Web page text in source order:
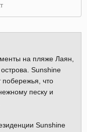
на пляже Лаян,
Sunshine
побережья, что
песку и
Sunshine